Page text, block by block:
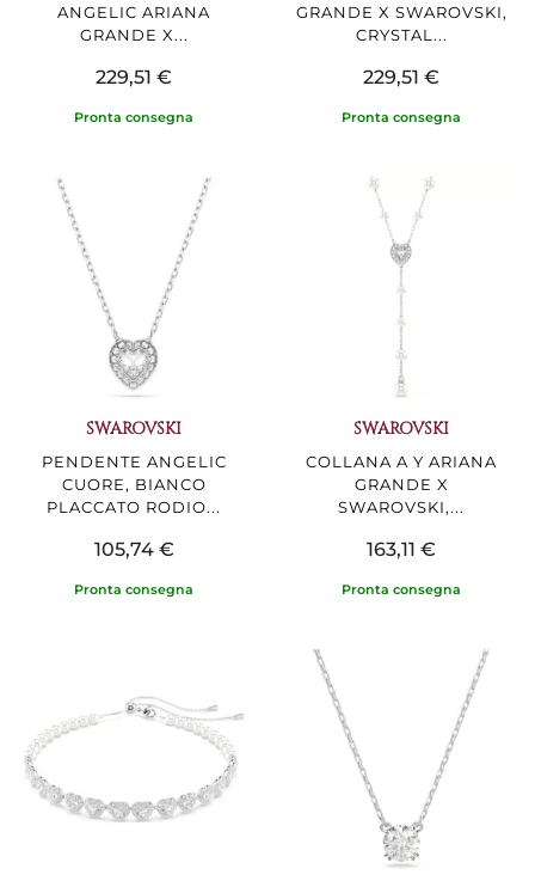
ANGELIC ARIANA
GRANDE X...
229,51 €
Pronta consegna
GRANDE X SWAROVSKI,
CRYSTAL...
229,51 €
Pronta consegna
SWAROVSKI
PENDENTE ANGELIC
CUORE, BIANCO
PLACCATO RODIO...
105,74 €
Pronta consegna
SWAROVSKI
COLLANA A Y ARIANA
GRANDE X
SWAROVSKI,...
163,11 €
Pronta consegna